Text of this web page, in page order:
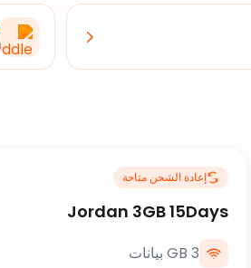
إعادة الشحن متاحة
Jordan 3GB 15Days
3 GB بيانات